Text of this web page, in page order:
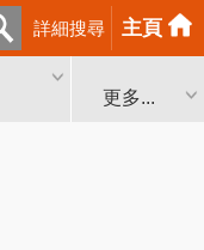
詳細搜尋 主頁
更多...